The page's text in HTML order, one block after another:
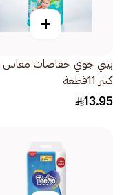
+
كبير 11قطعة
13.95